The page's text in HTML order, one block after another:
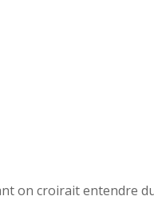
on croirait entendre